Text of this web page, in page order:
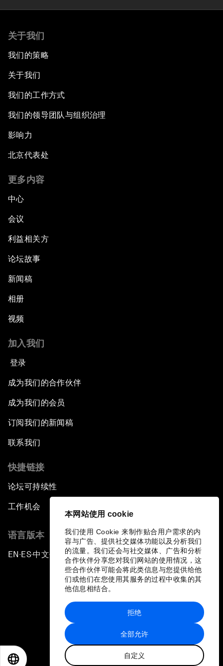
本网站使用 cookie
我们使用 Cookie 来制作贴合用户需求的内
容与广告、提供社交媒体功能以及分析我们
的流量。我们还会与社交媒体、广告和分析
合作伙伴分享您对我们网站的使用情况，这
些合作伙伴可能会将此类信息与您提供给他
们或他们在您使用其服务的过程中收集的其
他信息相结合。
全部允许
自定义
拒绝
关于我们
我们的策略
关于我们
我们的工作方式
我们的领导团队与组织治理
影响力
北京代表处
更多内容
中心
会议
利益相关方
论坛故事
新闻稿
相册
视频
加入我们
登录
成为我们的合作伙伴
成为我们的会员
订阅我们的新闻稿
联系我们
快捷链接
论坛可持续性
工作机会
语言版本
EN ▪ES▪中文▪ 日本語
站点地图
世界经济论坛